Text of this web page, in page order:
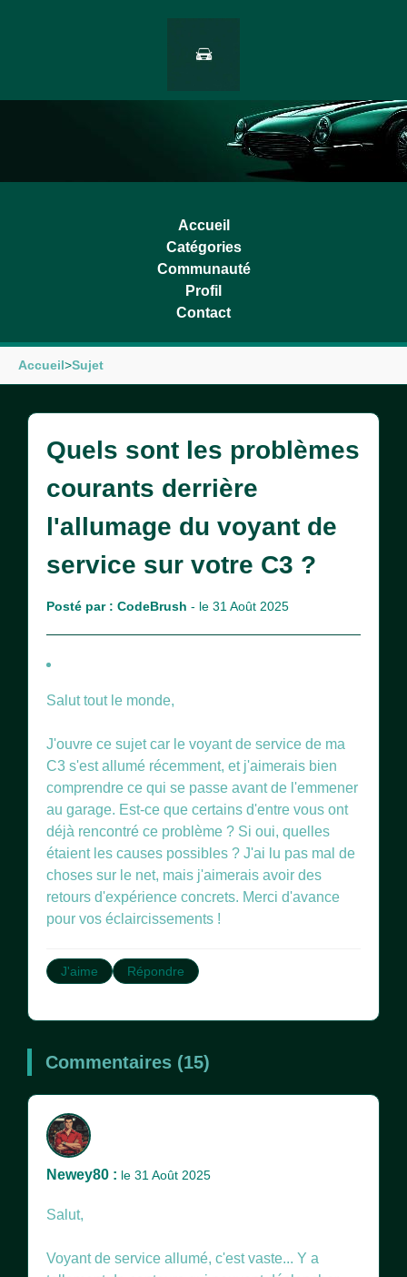
Accueil
Catégories
Communauté
Profil
Contact
Accueil>Sujet
Quels sont les problèmes
courants derrière
l'allumage du voyant de
service sur votre C3 ?
Posté par : CodeBrush - le 31 Août 2025
Salut tout le monde,
J'ouvre ce sujet car le voyant de service de ma
C3 s'est allumé récemment, et j'aimerais bien
comprendre ce qui se passe avant de l'emmener
au garage. Est-ce que certains d'entre vous ont
déjà rencontré ce problème ? Si oui, quelles
étaient les causes possibles ? J'ai lu pas mal de
choses sur le net, mais j'aimerais avoir des
retours d'expérience concrets. Merci d'avance
pour vos éclaircissements !
J'aime Répondre
Commentaires (15)
Newey80 : le 31 Août 2025
Salut,
Voyant de service allumé, c'est vaste... Y a